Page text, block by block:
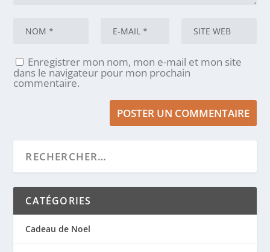
Enregistrer mon nom, mon e-mail et mon site
dans le navigateur pour mon prochain
commentaire.
CATÉGORIES
Cadeau de Noel